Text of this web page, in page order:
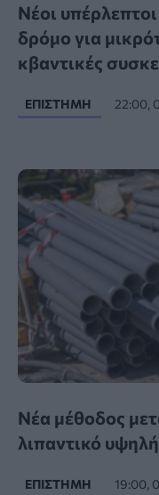
Νέοι
δρόμο για
κβαντικές
ΕΠΙΣΤΉΜΗ 22:00,
Νέα μέθοδος
λιπαντικό
ΕΠΙΣΤΉΜΗ 19:00,